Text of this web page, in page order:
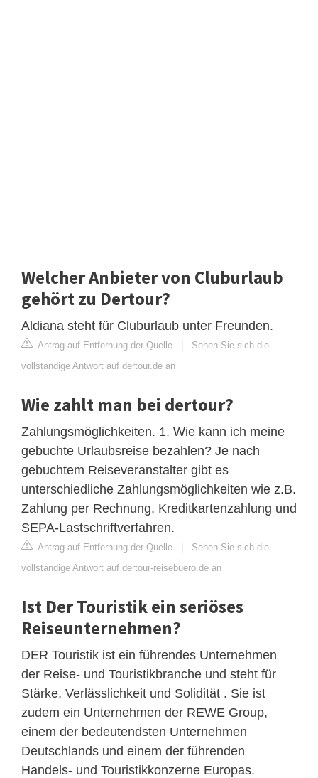
Welcher Anbieter von Cluburlaub
gehört zu Dertour?
Aldiana steht für Cluburlaub unter Freunden.
Antrag auf Entfernung der Quelle | Sehen Sie sich die
vollständige Antwort auf dertour.de an
Wie zahlt man bei dertour?
Zahlungsmöglichkeiten. 1. Wie kann ich meine
gebuchte Urlaubsreise bezahlen? Je nach
gebuchtem Reiseveranstalter gibt es
unterschiedliche Zahlungsmöglichkeiten wie z.B.
Zahlung per Rechnung, Kreditkartenzahlung und
SEPA-Lastschriftverfahren.
Antrag auf Entfernung der Quelle | Sehen Sie sich die
vollständige Antwort auf dertour-reisebuero.de an
Ist Der Touristik ein seriöses
Reiseunternehmen?
DER Touristik ist ein führendes Unternehmen
der Reise- und Touristikbranche und steht für
Stärke, Verlässlichkeit und Solidität . Sie ist
zudem ein Unternehmen der REWE Group,
einem der bedeutendsten Unternehmen
Deutschlands und einem der führenden
Handels- und Touristikkonzerne Europas.